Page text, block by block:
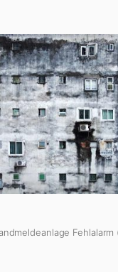
Fehlalarm